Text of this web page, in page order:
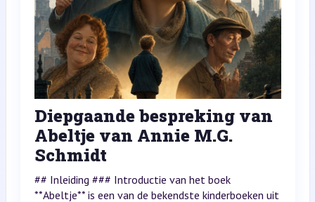
Diepgaande bespreking van
Abeltje van Annie M.G.
Schmidt
## Inleiding ### Introductie van het boek
**Abeltje** is een van de bekendste kinderboeken uit